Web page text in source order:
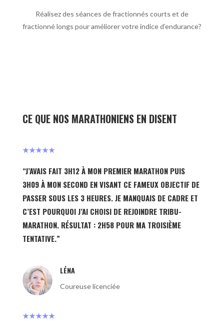
Réalisez des séances de fractionnés courts et de
fractionné longs pour améliorer votre indice d’endurance?
CE QUE NOS MARATHONIENS EN DISENT
★★★★★
“J’AVAIS FAIT 3H12 À MON PREMIER MARATHON PUIS
3H09 À MON SECOND EN VISANT CE FAMEUX OBJECTIF DE
PASSER SOUS LES 3 HEURES. JE MANQUAIS DE CADRE ET
C’EST POURQUOI J’AI CHOISI DE REJOINDRE TRIBU-
MARATHON. RÉSULTAT : 2H58 POUR MA TROISIÈME
TENTATIVE.”
LÉNA
Coureuse licenciée
★★★★★